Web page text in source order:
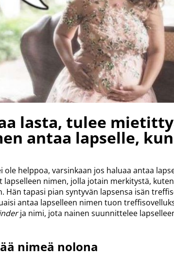
lasta, tulee
antaa lapselle,
ole helppoa, varsinkaan jos haluaa antaa
lapselleen nimen, jolla jotain merkitystä,
Hän tapasi pian syntyvän lapsensa isän
antaa lapselleen nimen tuon
ja nimi, jota nainen suunnittelee
nimeä nolona